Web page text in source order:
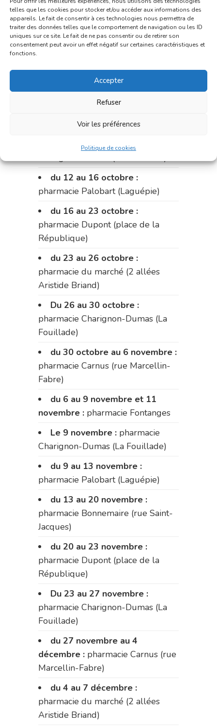
telles que les cookies pour stocker et/ou accéder aux informations des
appareils. Le fait de consentir à ces technologies nous permettra de
traiter des données telles que le comportement de navigation ou les ID
uniques sur ce site. Le fait de ne pas consentir ou de retirer son
consentement peut avoir un effet négatif sur certaines caractéristiques et
fonctions.
Accepter
Refuser
Voir les préférences
Politique de cookies
Aristide Briand)
Du 28 septembre au 1er
octobre :pharmacie Charignon-
du 2 au 9 octobre :
Bonnemaire (rue Saint-Jacques)
Carnus (rue Marcellin-Fabre)
Le 12 octobre :
pharmacie
du 12 au 16 octobre :
pharmacie Palobart (Laguépie)
du 16 au 23 octobre :
pharmacie Dupont (place de la
République)
du 23 au 26 octobre :
pharmacie du marché (2 allées
Aristide Briand)
Du 26 au 30 octobre :
pharmacie Charignon-Dumas (La
Fouillade)
du 30 octobre au 6 novembre :
pharmacie Carnus (rue Marcellin-
Fabre)
du 6 au 9 novembre et 11
novembre : pharmacie Fontanges
Le 9 novembre : pharmacie
Charignon-Dumas (La Fouillade)
du 9 au 13 novembre :
pharmacie Palobart (Laguépie)
du 13 au 20 novembre :
pharmacie Bonnemaire (rue Saint-
Jacques)
du 20 au 23 novembre :
pharmacie Dupont (place de la
République)
Du 23 au 27 novembre :
pharmacie Charignon-Dumas (La
Fouillade)
du 27 novembre au 4
décembre : pharmacie Carnus (rue
Marcellin-Fabre)
du 4 au 7 décembre :
pharmacie du marché (2 allées
Aristide Briand)